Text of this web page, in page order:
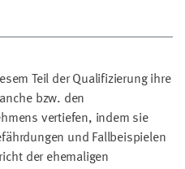
Teil der Qualifizierung ihre
bzw. den
vertiefen, indem sie
und Fallbeispielen
der ehemaligen